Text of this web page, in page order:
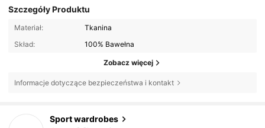
Szczegóły Produktu
Materiał:
Tkanina
Skład:
100% Bawełna
Zobacz więcej
Informacje dotyczące bezpieczeństwa i kontakt
Sport wardrobes
4,71
2 Obserwujący